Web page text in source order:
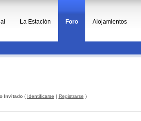
La Estación Foro Alojamientos
Invitado( Identificarse | Registrarse )